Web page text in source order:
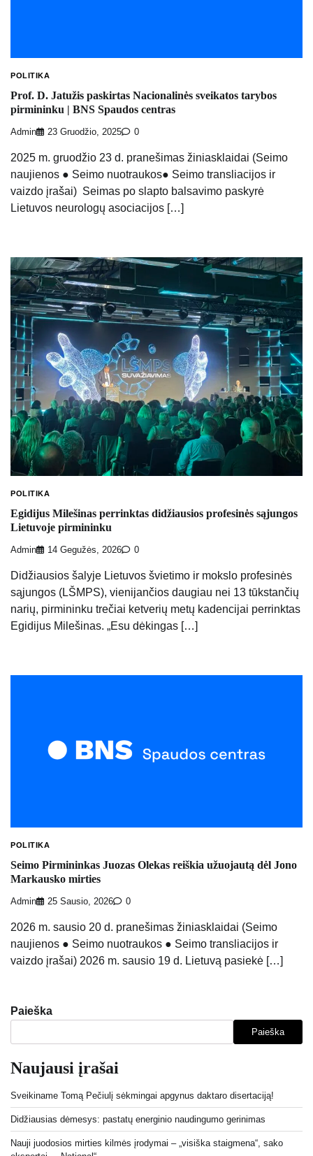
POLITIKA
Prof. D. Jatužis paskirtas Nacionalinės sveikatos tarybos
pirmininku | BNS Spaudos centras
Admin 23 Gruodžio, 2025 0
2025 m. gruodžio 23 d. pranešimas žiniasklaidai (Seimo
naujienos ● Seimo nuotraukos● Seimo transliacijos ir
vaizdo įrašai) Seimas po slapto balsavimo paskyrė
Lietuvos neurologų asociacijos […]
POLITIKA
Egidijus Milešinas perrinktas didžiausios profesinės sąjungos
Lietuvoje pirmininku
Admin 14 Gegužės, 2026 0
Didžiausios šalyje Lietuvos švietimo ir mokslo profesinės
sąjungos (LŠMPS), vienijančios daugiau nei 13 tūkstančių
narių, pirmininku trečiai ketverių metų kadencijai perrinktas
Egidijus Milešinas. „Esu dėkingas […]
POLITIKA
Seimo Pirmininkas Juozas Olekas reiškia užuojautą dėl Jono
Markausko mirties
Admin 25 Sausio, 2026 0
2026 m. sausio 20 d. pranešimas žiniasklaidai (Seimo
naujienos ● Seimo nuotraukos ● Seimo transliacijos ir
vaizdo įrašai) 2026 m. sausio 19 d. Lietuvą pasiekė […]
Paieška
Paieška
Naujausi įrašai
Sveikiname Tomą Pečiulį sėkmingai apgynus daktaro disertaciją!
Didžiausias dėmesys: pastatų energinio naudingumo gerinimas
Nauji juodosios mirties kilmės įrodymai – „visiška staigmena“, sako